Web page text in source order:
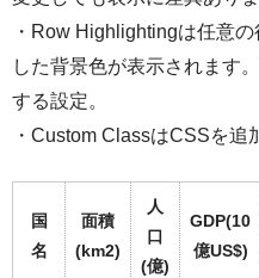
・Row Highlightingは任意
した背景色が表示されます
する設定。
・Custom ClassはCSSを追
国
名
面積
(km2)
人
口
(億)
GDP(10
億US$)